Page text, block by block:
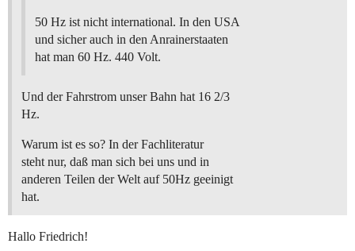
50 Hz ist nicht international. In den USA
und sicher auch in den Anrainerstaaten
hat man 60 Hz. 440 Volt.
Und der Fahrstrom unser Bahn hat 16 2/3
Hz.
Warum ist es so? In der Fachliteratur
steht nur, daß man sich bei uns und in
anderen Teilen der Welt auf 50Hz geeinigt
hat.
Hallo Friedrich!